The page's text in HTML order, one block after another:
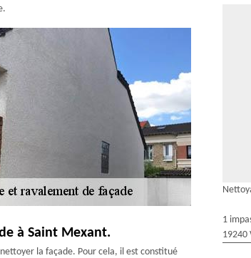
à Saint Mexant.
la façade. Pour cela, il est constitué
1
19240